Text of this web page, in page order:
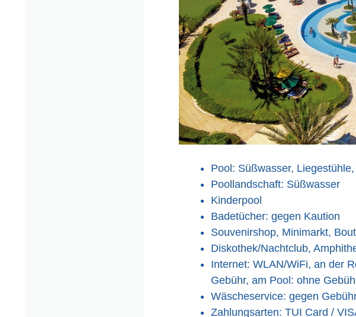
Pool: Süßwasser,
Poollandschaft: Süßwasser
Kinderpool
Badetücher: gegen Kaution
Souvenirshop, Minimarkt,
Diskothek/Nachtclub,
Internet: WLAN/WiFi, an der
Gebühr, am Pool: ohne
Wäscheservice: gegen
Zahlungsarten: TUI Card /